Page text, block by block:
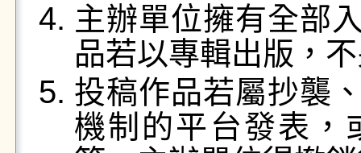
主辦單位擁有全部
品若以專輯出版，
投稿作品若屬抄襲
機制的平台發表，